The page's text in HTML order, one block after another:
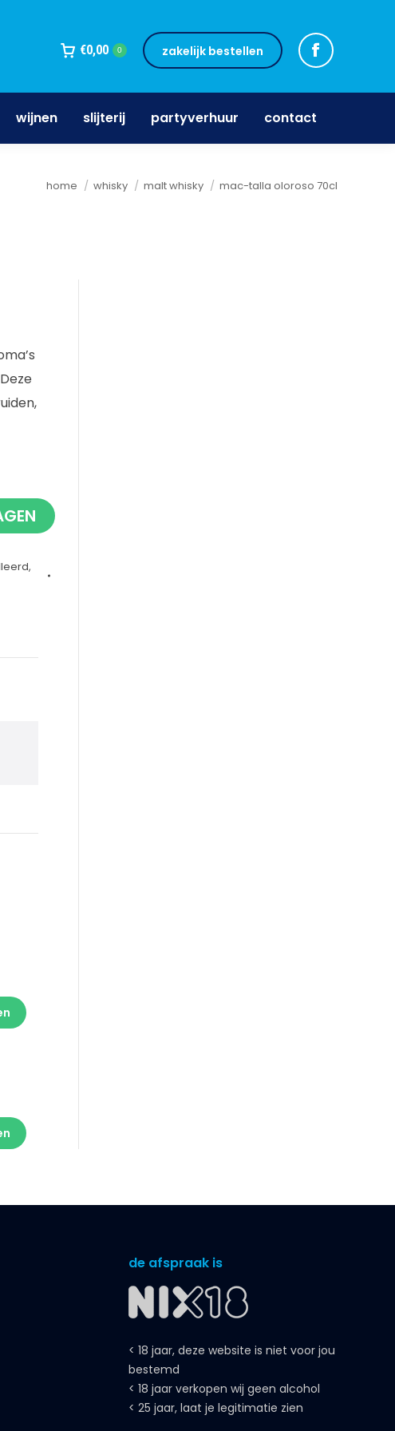
€0,00 0 zakelijk bestellen
wijnen slijterij partyverhuur contact
Je bent hier:
home whisky malt whisky mac-talla oloroso 70cl
,
de afspraak is
< 18 jaar, deze website is niet voor jou
bestemd
< 18 jaar verkopen wij geen alcohol
< 25 jaar, laat je legitimatie zien